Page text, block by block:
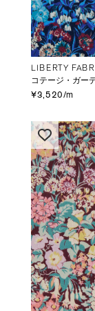
LIBERTY
コテージ・ガー
¥3,520/m